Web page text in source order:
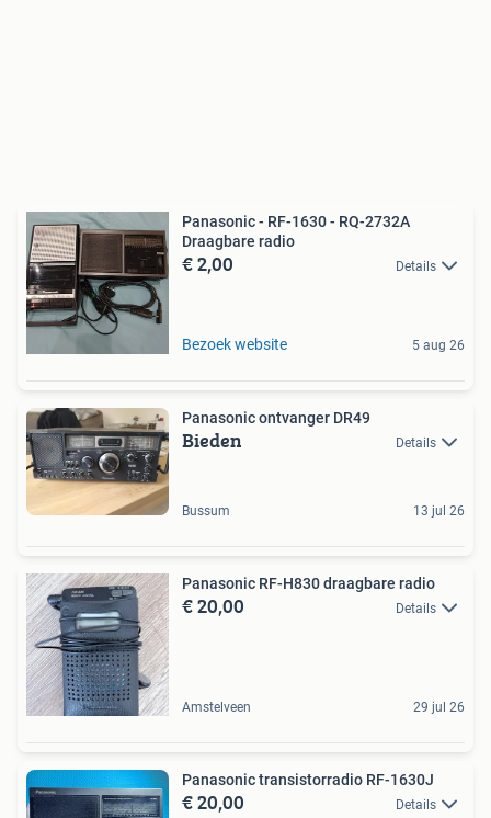
Panasonic - RF-1630 - RQ-2732A
Draagbare radio
€ 2,00 Details
Bezoek website 5 aug 26
Panasonic ontvanger DR49
Bieden Details
Bussum 13 jul 26
Panasonic RF-H830 draagbare radio
€ 20,00 Details
Amstelveen 29 jul 26
Panasonic transistorradio RF-1630J
€ 20,00 Details